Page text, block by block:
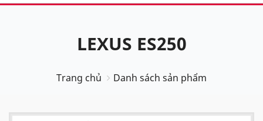
LEXUS ES250
Trang chủ Danh sách sản phẩm